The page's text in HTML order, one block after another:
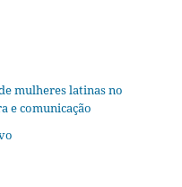
mulheres latinas no
e comunicação